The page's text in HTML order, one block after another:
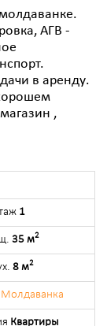
АГВ -
в аренду.
,
1
35 м2
8 м2
Молдаванка
Квартиры